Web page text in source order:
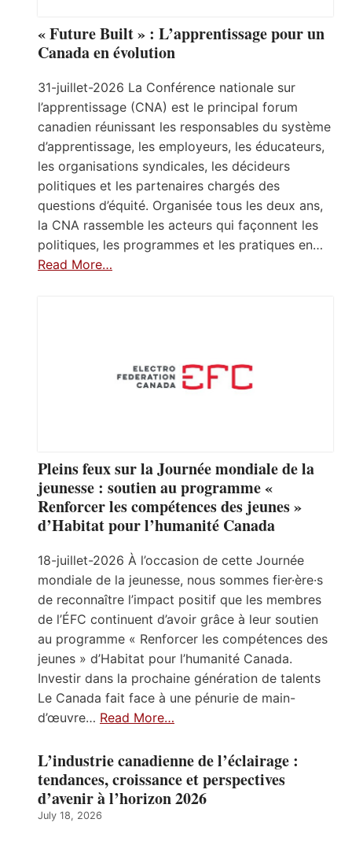
« Future Built » : L’apprentissage pour un
Canada en évolution
31-juillet-2026 La Conférence nationale sur
l’apprentissage (CNA) est le principal forum
canadien réunissant les responsables du système
d’apprentissage, les employeurs, les éducateurs,
les organisations syndicales, les décideurs
politiques et les partenaires chargés des
questions d’équité. Organisée tous les deux ans,
la CNA rassemble les acteurs qui façonnent les
politiques, les programmes et les pratiques en…
Read More…
Pleins feux sur la Journée mondiale de la
jeunesse : soutien au programme «
Renforcer les compétences des jeunes »
d’Habitat pour l’humanité Canada
18-juillet-2026 À l’occasion de cette Journée
mondiale de la jeunesse, nous sommes fier·ère·s
de reconnaître l’impact positif que les membres
de l’ÉFC continuent d’avoir grâce à leur soutien
au programme « Renforcer les compétences des
jeunes » d’Habitat pour l’humanité Canada.
Investir dans la prochaine génération de talents
Le Canada fait face à une pénurie de main-
d’œuvre… Read More…
L’industrie canadienne de l’éclairage :
tendances, croissance et perspectives
d’avenir à l’horizon 2026
July 18, 2026